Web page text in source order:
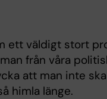
ett väldigt stort
från våra
att man inte
himla länge.